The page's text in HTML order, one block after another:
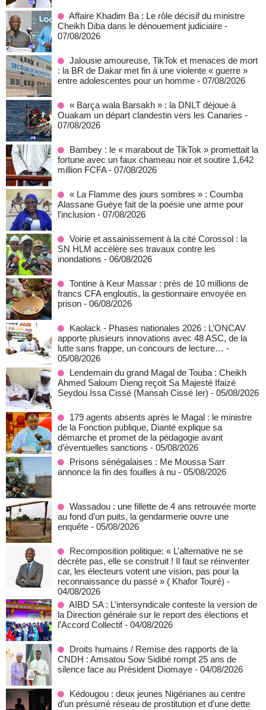
Affaire Khadim Ba : Le rôle décisif du ministre
Cheikh Diba dans le dénouement judiciaire -
07/08/2026
Jalousie amoureuse, TikTok et menaces de mort
: la BR de Dakar met fin à une violente « guerre »
entre adolescentes pour un homme - 07/08/2026
« Barça wala Barsakh » : la DNLT déjoue à
Ouakam un départ clandestin vers les Canaries -
07/08/2026
Bambey : le « marabout de TikTok » promettait la
fortune avec un faux chameau noir et soutire 1,642
million FCFA - 07/08/2026
« La Flamme des jours sombres » : Coumba
Alassane Guèye fait de la poésie une arme pour
l'inclusion - 07/08/2026
Voirie et assainissement à la cité Corossol : la
SN HLM accélère ses travaux contre les
inondations - 06/08/2026
Tontine à Keur Massar : près de 10 millions de
francs CFA engloutis, la gestionnaire envoyée en
prison - 06/08/2026
Kaolack - Phases nationales 2026 : L’ONCAV
apporte plusieurs innovations avec 48 ASC, de la
lutte sans frappe, un concours de lecture… -
05/08/2026
Lendemain du grand Magal de Touba : Cheikh
Ahmed Saloum Dieng reçoit Sa Majesté Ifaizé
Seydou Issa Cissé (Mansah Cissé Ier) - 05/08/2026
179 agents absents après le Magal : le ministre
de la Fonction publique, Dianté explique sa
démarche et promet de la pédagogie avant
d’éventuelles sanctions - 05/08/2026
Prisons sénégalaises : Me Moussa Sarr
annonce la fin des fouilles à nu - 05/08/2026
Wassadou : une fillette de 4 ans retrouvée morte
au fond d’un puits, la gendarmerie ouvre une
enquête - 05/08/2026
Recomposition politique: « L’alternative ne se
décrète pas, elle se construit ! Il faut se réinventer
car, les électeurs votent une vision, pas pour la
reconnaissance du passé » ( Khafor Touré) -
04/08/2026
AIBD SA : L’intersyndicale conteste la version de
la Direction générale sur le report des élections et
l’Accord Collectif - 04/08/2026
Droits humains / Remise des rapports de la
CNDH : Amsatou Sow Sidibé rompt 25 ans de
silence face au Président Diomaye - 04/08/2026
Kédougou : deux jeunes Nigérianes au centre
d’un présumé réseau de prostitution et d’une dette